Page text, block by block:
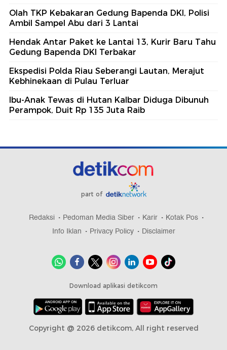
Olah TKP Kebakaran Gedung Bapenda DKI, Polisi
Ambil Sampel Abu dari 3 Lantai
Hendak Antar Paket ke Lantai 13, Kurir Baru Tahu
Gedung Bapenda DKI Terbakar
Ekspedisi Polda Riau Seberangi Lautan, Merajut
Kebhinekaan di Pulau Terluar
Ibu-Anak Tewas di Hutan Kalbar Diduga Dibunuh
Perampok, Duit Rp 135 Juta Raib
part of
Redaksi Pedoman Media Siber Karir
Kotak Pos
Info Iklan
Privacy Policy Disclaimer
Download aplikasi detikcom
Copyright @ 2026 detikcom, All right reserved